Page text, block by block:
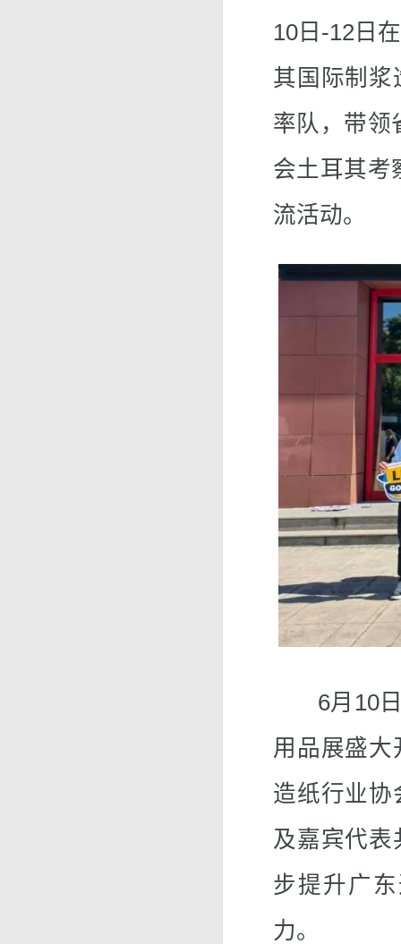
10日-12日
其国际制浆
率队，带领
会土耳其考
流活动。
6月10日
用品展盛
造纸行业协
及嘉宾代
步提升广
力。